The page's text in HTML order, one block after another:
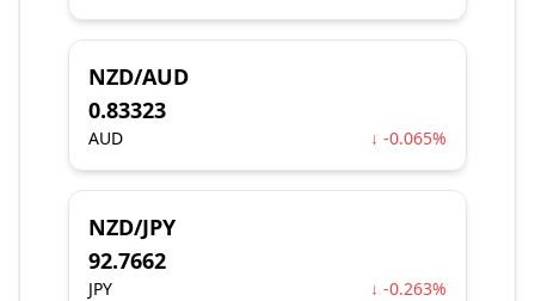
NZD/AUD
0.83323
AUD ↓ -0.065%
NZD/JPY
92.7662
JPY ↓ -0.263%